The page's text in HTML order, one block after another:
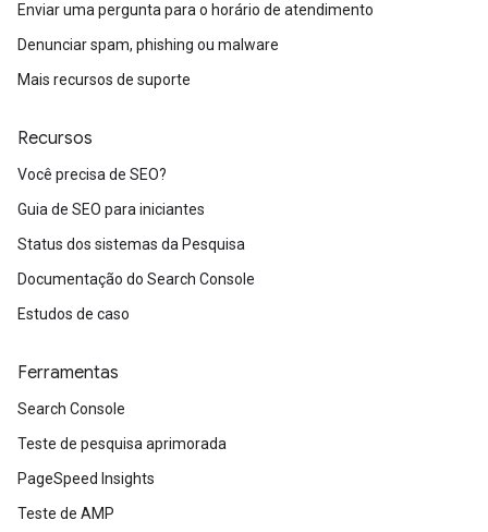
Enviar uma pergunta para o horário de atendimento
Denunciar spam, phishing ou malware
Mais recursos de suporte
Recursos
Você precisa de SEO?
Guia de SEO para iniciantes
Status dos sistemas da Pesquisa
Documentação do Search Console
Estudos de caso
Ferramentas
Search Console
Teste de pesquisa aprimorada
PageSpeed Insights
Teste de AMP